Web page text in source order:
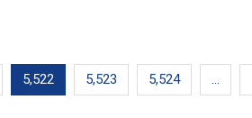
5,522 5,523 5,524